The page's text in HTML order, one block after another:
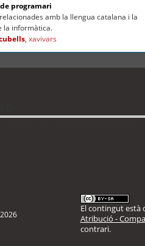
programari
amb la llengua catalana i la
la informàtica.
,xavivars
2026
El contingut està
Atribució -
contrari.